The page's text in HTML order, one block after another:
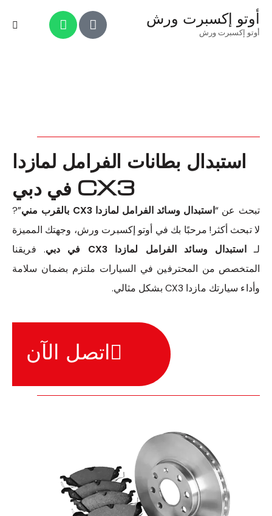
أوتو إكسبرت ورش
أوتو إكسبرت ورش
استبدال بطانات الفرامل لمازدا
CX3 في دبي
تبحث عن “استبدال وسائد الفرامل لمازدا CX3 بالقرب مني
”?
لا تبحث أكثر! مرحبًا بك في أوتو إكسبرت ورش، وجهتك المميزة
لـاستبدال وسائد الفرامل لمازدا CX3 في دبي
. فريقنا
المتخصص من المحترفين في السيارات ملتزم بضمان سلامة
وأداء سيارتك مازدا CX3 بشكل مثالي.
اتصل الآن